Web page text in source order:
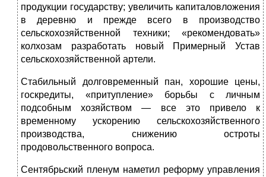
продукции государству; увеличить капиталовложения
в деревню и прежде всего в производство
сельскохозяйственной техники; «рекомендовать»
колхозам разработать новый Примерный Устав
сельскохозяйственной артели.
Стабильный долговременный пан, хорошие цены,
госкредиты, «притупление» борьбы с личным
подсобным хозяйством — все это привело к
временному ускорению сельскохозяйственного
производства, снижению остроты
продовольственного вопроса.
Сентябрьский пленум наметил реформу управления